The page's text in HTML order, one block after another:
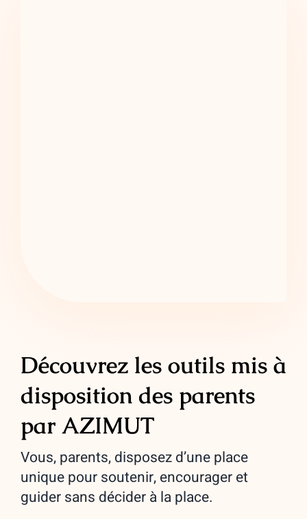
Découvrez les outils mis à
disposition des parents
par AZIMUT
Vous, parents, disposez d’une place
unique pour soutenir, encourager et
guider sans décider à la place.